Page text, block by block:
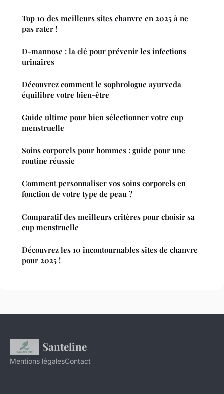
Top 10 des meilleurs sites chanvre en 2025 à ne
pas rater !
D-mannose : la clé pour prévenir les infections
urinaires
Découvrez comment le sophrologue ayurveda
équilibre votre bien-être
Guide ultime pour bien sélectionner votre cup
menstruelle
Soins corporels pour hommes : guide pour une
routine réussie
Comment personnaliser vos soins corporels en
fonction de votre type de peau ?
Comparatif des meilleurs critères pour choisir sa
cup menstruelle
Découvrez les 10 incontournables sites de chanvre
pour 2025 !
Santeline
Mentions légalesContact